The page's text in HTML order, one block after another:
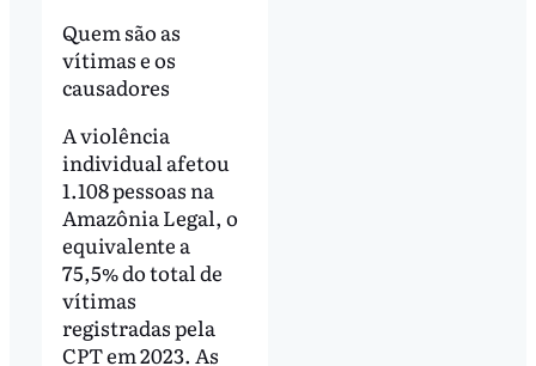
Quem são as
vítimas e os
causadores
A violência
individual afetou
1.108 pessoas na
Amazônia Legal, o
equivalente a
75,5% do total de
vítimas
registradas pela
CPT em 2023. As